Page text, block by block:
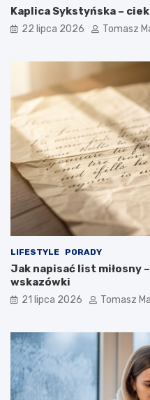
Kaplica Sykstyńska –
22 lipca 2026 Tomasz
LIFESTYLE PORADY
Jak napisać list miłosny
wskazówki
21 lipca 2026 Tomasz